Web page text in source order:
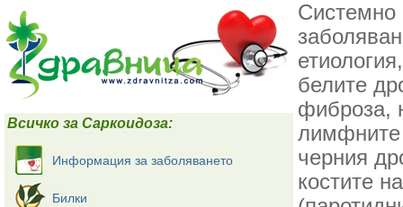
Всичко за Саркоидоза:
Информация за заболяването
Билки
Системно
белите
фиброза,
лимфните
черния
костите